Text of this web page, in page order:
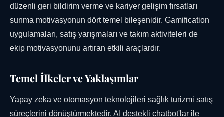
düzenli geri bildirim verme ve kariyer gelişim fırsatları
sunma motivasyonun dört temel bileşenidir. Gamification
uygulamaları, satış yarışmaları ve takım aktiviteleri de
ekip motivasyonunu artıran etkili araçlardır.
Temel İlkeler ve Yaklaşımlar
Yapay zeka ve otomasyon teknolojileri sağlık turizmi satış
süreçlerini dönüştürmektedir. AI destekli chatbot'lar ile